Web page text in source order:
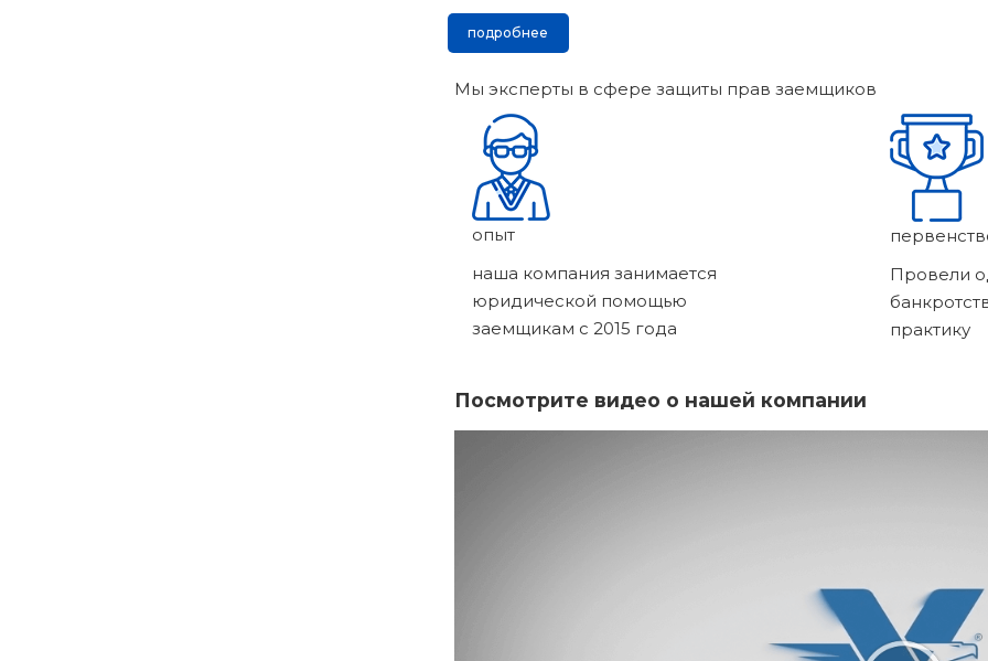
подробнее
Мы эксперты в сфере защиты прав заемщиков
опыт
наша компания занимается
юридической помощью
заемщикам с 2015 года
Провели
практику
Посмотрите видео о нашей компании